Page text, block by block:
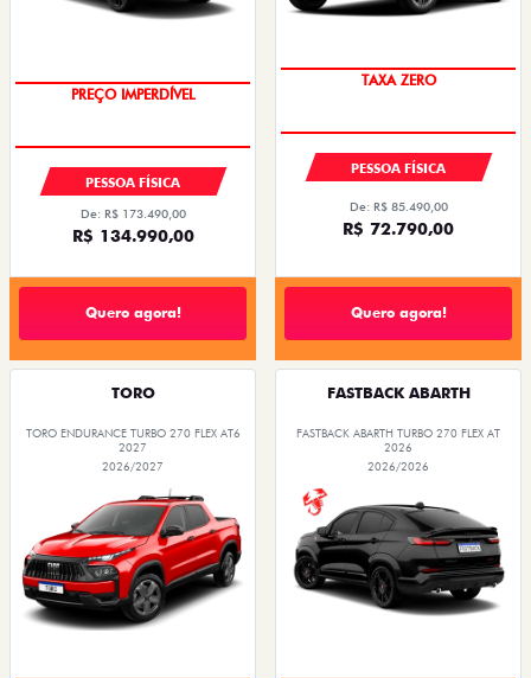
PREÇO IMPERDÍVEL
PESSOA FÍSICA
De: R$ 173.490,00
R$ 134.990,00
Quero agora!
TAXA ZERO
PESSOA FÍSICA
De: R$ 85.490,00
R$ 72.790,00
Quero agora!
TORO
TORO ENDURANCE TURBO 270 FLEX AT6
2027
2026/2027
FASTBACK ABARTH
FASTBACK ABARTH TURBO 270 FLEX AT
2026
2026/2026